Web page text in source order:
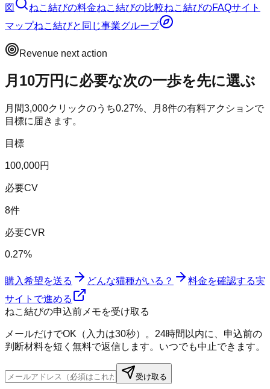
図
ねこ結びの料金ねこ結びの比較ねこ結びのFAQサイト
マップねこ結びと同じ事業グループ
Revenue next action
月10万円に必要な次の一歩を先に選ぶ
月間3,000クリックのうち0.27%、月 8件の有料アクションで
目標に届きます。
目標
100,000円
必要CV
8件
必要CVR
0.27%
購入希望を送る どんな猫種がいる？ 料金を確認する実
サイトで進める
ねこ結びの申込前メモを受け取る
メールだけでOK（入力は30秒）。24時間以内に、申込前の
判断材料を短く無料で返信します。いつでも中止できます。
受け取る